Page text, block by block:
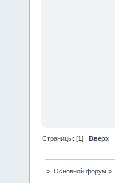
Страницы: [1] Вверх
» Основной форум »